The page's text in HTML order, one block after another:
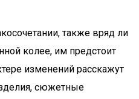
также вряд ли
колее, им предстоит
изменений расскажут
сюжетные